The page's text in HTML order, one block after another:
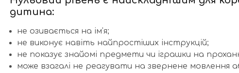
дитина:
не озивається на ім’я;
не виконує навіть найпростіших інструкцій;
не показує знайомі предмети чи іграшки на
може взагалі не реагувати на звернене мовлення